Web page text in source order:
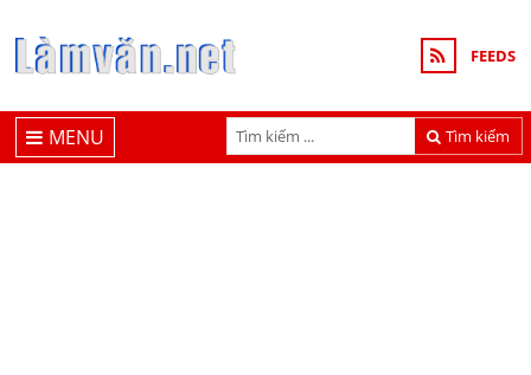
FEEDS
Tìm kiếm
MENU